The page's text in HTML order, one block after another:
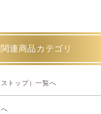
関連商品カテゴリ
トップ）一覧へ